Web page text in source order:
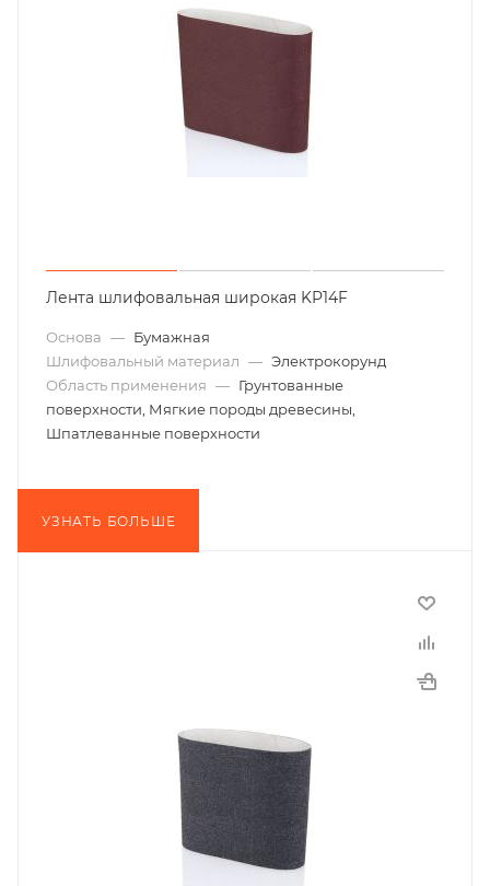
Лента шлифовальная широкая KP14F
Основа — Бумажная
Шлифовальный материал — Электрокорунд
Область применения — Грунтованные
поверхности, Мягкие породы древесины,
Шпатлеванные поверхности
УЗНАТЬ БОЛЬШЕ